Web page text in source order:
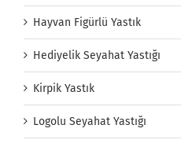
Hayvan Figürlü Yastık
Hediyelik Seyahat Yastığı
Kirpik Yastık
Logolu Seyahat Yastığı